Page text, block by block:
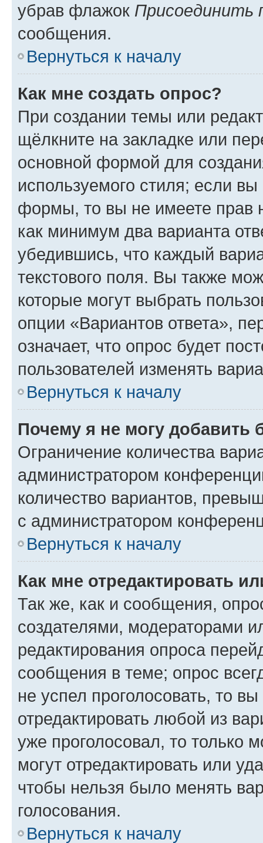
убрав флажок Присоединить
сообщения.
Вернуться к началу
Как мне создать опрос?
При создании темы или
щёлкните на закладке или
основной формой для
используемого стиля; если
формы, то вы не имеете прав
как минимум два варианта
убедившись, что каждый
текстового поля. Вы также
которые могут выбрать
опции «Вариантов ответа»,
означает, что опрос будет
пользователей изменять
Вернуться к началу
Почему я не могу добавить
Ограничение количества
администратором
количество вариантов,
с администратором
Вернуться к началу
Как мне отредактировать
Так же, как и сообщения,
создателями, модераторами
редактирования опроса
сообщения в теме; опрос
не успел проголосовать, то
отредактировать любой из
уже проголосовал, то только
могут отредактировать или
чтобы нельзя было менять
голосования.
Вернуться к началу